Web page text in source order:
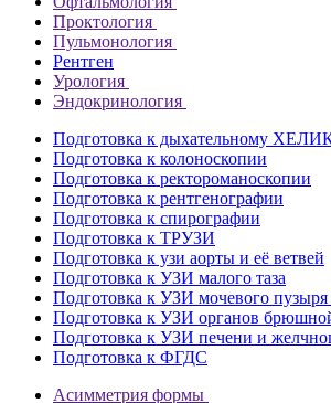
Проктология
Пульмонология
Рентген
Урология
Эндокринология
Подготовка к дыхательному
Подготовка к колоноскопии
Подготовка к ректороманоскопии
Подготовка к рентгенографии
Подготовка к спирографии
Подготовка к ТРУЗИ
Подготовка к узи аорты и её ветвей
Подготовка к УЗИ малого таза
Подготовка к УЗИ мочевого пузыря
Подготовка к УЗИ органов
Подготовка к УЗИ печени и
Подготовка к ФГДС
Асимметрия формы